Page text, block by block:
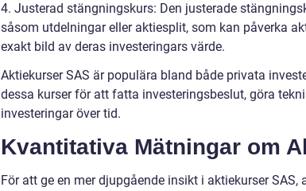
4. Justerad stängningskurs: Den justerade
såsom utdelningar eller aktiesplit, som kan påverka
exakt bild av deras investeringars värde.
Aktiekurser SAS är populära bland både privata
dessa kurser för att fatta investeringsbeslut, göra
investeringar över tid.
Kvantitativa Mätningar om
För att ge en mer djupgående insikt i aktiekurser